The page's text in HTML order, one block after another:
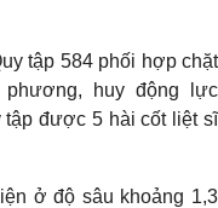
tập 584 phối hợp chặt
huy động lực
tập được 5 hài cốt liệt sĩ
ở độ sâu khoảng 1,3